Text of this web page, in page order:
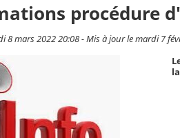
procédure
8 mars 2022 20:08 - Mis à jour le mardi 7